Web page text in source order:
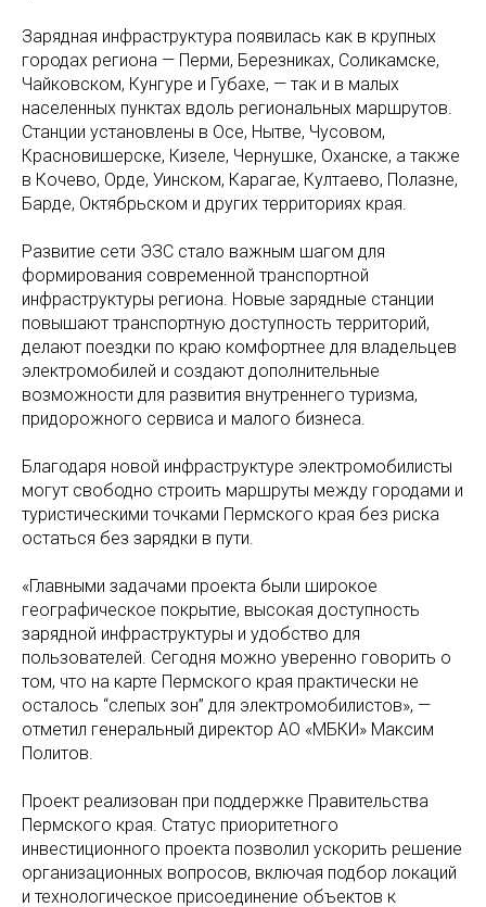
Зарядная инфраструктура появилась как в крупных
городах региона — Перми, Березниках, Соликамске,
Чайковском, Кунгуре и Губахе, — так и в малых
населенных пунктах вдоль региональных маршрутов.
Станции установлены в Осе, Нытве, Чусовом,
Красновишерске, Кизеле, Чернушке, Оханске, а также
в Кочево, Орде, Уинском, Карагае, Култаево, Полазне,
Барде, Октябрьском и других территориях края.
Развитие сети ЭЗС стало важным шагом для
формирования современной транспортной
инфраструктуры региона. Новые зарядные станции
повышают транспортную доступность территорий,
делают поездки по краю комфортнее для владельцев
электромобилей и создают дополнительные
возможности для развития внутреннего туризма,
придорожного сервиса и малого бизнеса.
Благодаря новой инфраструктуре электромобилисты
могут свободно строить маршруты между городами и
туристическими точками Пермского края без риска
остаться без зарядки в пути.
«Главными задачами проекта были широкое
географическое покрытие, высокая доступность
зарядной инфраструктуры и удобство для
пользователей. Сегодня можно уверенно говорить о
том, что на карте Пермского края практически не
осталось “слепых зон” для электромобилистов», —
отметил генеральный директор АО «МБКИ» Максим
Политов.
Проект реализован при поддержке Правительства
Пермского края. Статус приоритетного
инвестиционного проекта позволил ускорить решение
организационных вопросов, включая подбор локаций
и технологическое присоединение объектов к